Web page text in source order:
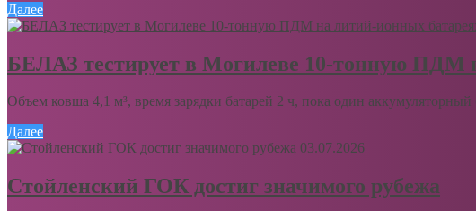
Далее
БЕЛАЗ тестирует в Могилеве 10-тонную ПДМ
Объем ковша 4,1 м³, время зарядки батарей 2 ч, пока один аккумуляторный
Далее
03.07.2026
Стойленский ГОК достиг значимого рубежа